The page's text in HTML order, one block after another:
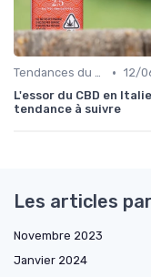
Tendances du marché • 12/
L'essor du CBD en
tendance à suivre
Les articles
Novembre 2023
Janvier 2024